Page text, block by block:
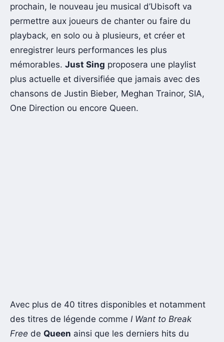
prochain, le nouveau jeu musical d’Ubisoft va
permettre aux joueurs de chanter ou faire du
playback, en solo ou à plusieurs, et créer et
enregistrer leurs performances les plus
mémorables. Just Sing proposera une playlist
plus actuelle et diversifiée que jamais avec des
chansons de Justin Bieber, Meghan Trainor, SIA,
One Direction ou encore Queen.
Avec plus de 40 titres disponibles et notamment
des titres de légende comme I Want to Break
Free de Queen ainsi que les derniers hits du